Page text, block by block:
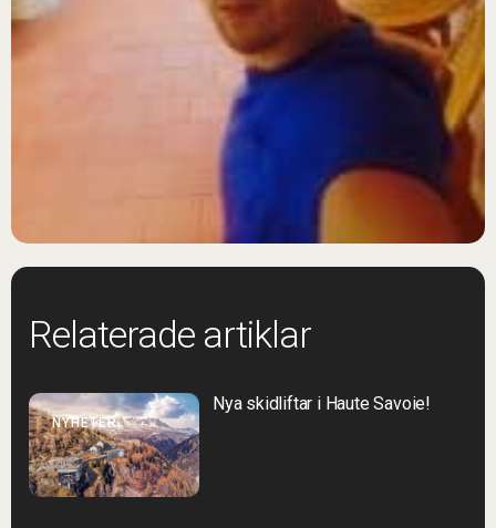
Relaterade artiklar
NYHETER
Nya skidliftar i Haute Savoie!